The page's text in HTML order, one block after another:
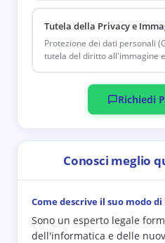
Tutela della Privacy e
Protezione dei dati personali
tutela del diritto all'immagine
Richiedi
Conosci meglio
Come descrive il suo modo
Sono un esperto legale
dell'informatica e delle